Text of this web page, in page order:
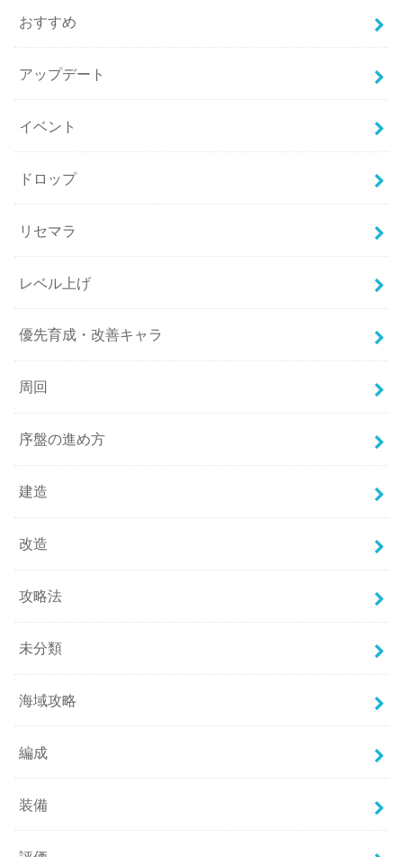
おすすめ
アップデート
イベント
ドロップ
リセマラ
レベル上げ
優先育成・改善キャラ
周回
序盤の進め方
建造
改造
攻略法
未分類
海域攻略
編成
装備